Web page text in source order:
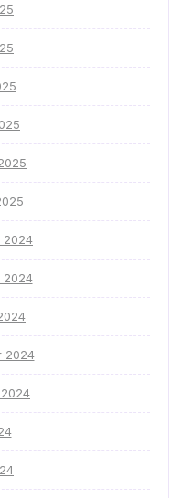
2024
2024
2024